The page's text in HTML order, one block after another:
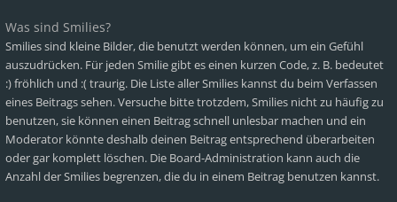
Was sind Smilies?
Smilies sind kleine Bilder, die benutzt werden können, um ein Gefühl
auszudrücken. Für jeden Smilie gibt es einen kurzen Code, z. B. bedeutet
:) fröhlich und :( traurig. Die Liste aller Smilies kannst du beim Verfassen
eines Beitrags sehen. Versuche bitte trotzdem, Smilies nicht zu häufig zu
benutzen, sie können einen Beitrag schnell unlesbar machen und ein
Moderator könnte deshalb deinen Beitrag entsprechend überarbeiten
oder gar komplett löschen. Die Board-Administration kann auch die
Anzahl der Smilies begrenzen, die du in einem Beitrag benutzen kannst.